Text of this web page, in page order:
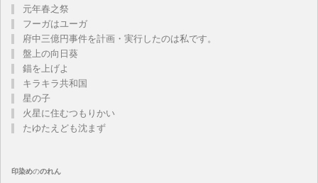
元年春之祭
フーガはユーガ
府中三億円事件を計画・実行したのは私です。
盤上の向日葵
錨を上げよ
キラキラ共和国
星の子
火星に住むつもりかい
たゆたえども沈まず
印染めののれん